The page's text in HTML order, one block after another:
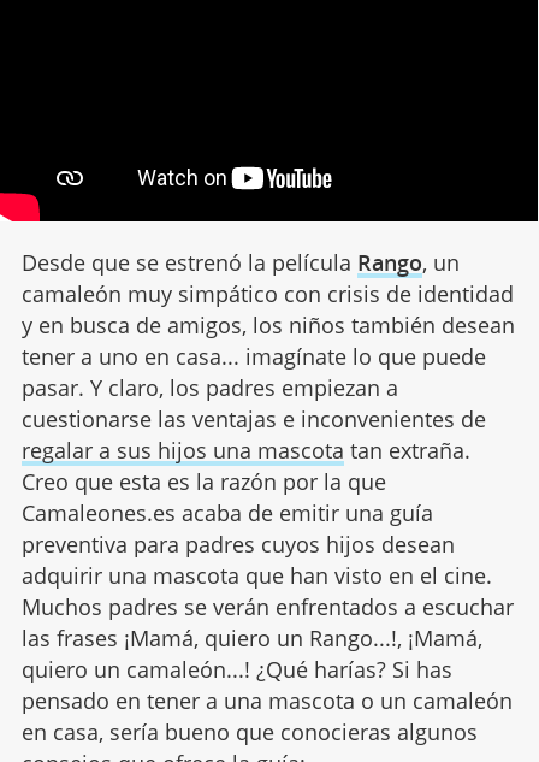
Desde que se estrenó la película Rango, un
camaleón muy simpático con crisis de identidad
y en busca de amigos, los niños también desean
tener a uno en casa... imagínate lo que puede
pasar. Y claro, los padres empiezan a
cuestionarse las ventajas e inconvenientes de
regalar a sus hijos una mascota tan extraña.
Creo que esta es la razón por la que
Camaleones.es acaba de emitir una guía
preventiva para padres cuyos hijos desean
adquirir una mascota que han visto en el cine.
Muchos padres se verán enfrentados a escuchar
las frases ¡Mamá, quiero un Rango...!, ¡Mamá,
quiero un camaleón...! ¿Qué harías? Si has
pensado en tener a una mascota o un camaleón
en casa, sería bueno que conocieras algunos